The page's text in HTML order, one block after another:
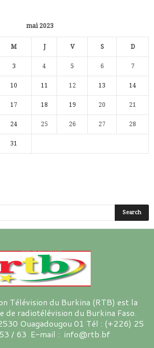
mai 2023
M J V S D
3 4 5 6 7
10 11 12 13 14
17 18 19 20 21
24 25 26 27 28
31
Télévision du Burkina (RTB) est la
de radiotélévision du Burkina Faso.
Ouagadougou 01 Tél : (+226) 25
/ 63 E-mail : info@rtb.bf